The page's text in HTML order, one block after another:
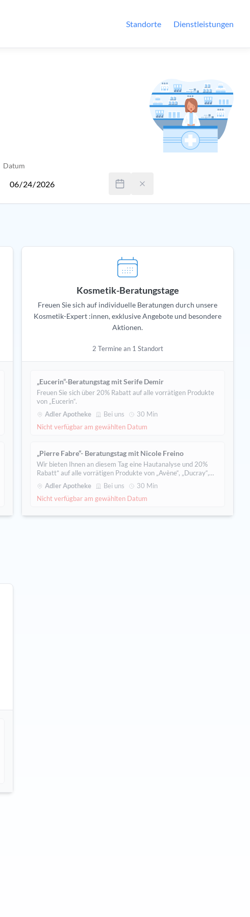
Standorte Dienstleistungen
Datum
Kosmetik-Beratungstage
Freuen Sie sich auf individuelle Beratungen durch unsere
Kosmetik-Expert :innen, exklusive Angebote und besondere
Aktionen.
2 Termine an 1 Standort
„Eucerin“-Beratungstag mit Serife Demir
Freuen Sie sich über 20% Rabatt auf alle vorrätigen Produkte
von „Eucerin“.
Adler Apotheke
Bei uns
30 Min
Nicht verfügbar am gewählten Datum
„Pierre Fabre“- Beratungstag mit Nicole Freino
Wir bieten Ihnen an diesem Tag eine Hautanalyse und 20%
Rabatt* auf alle vorrätigen Produkte von „Avène“, „Ducray“,
„Dexeryl“ und „Aderma“. Lernen Sie auch die neue
Produktserie „Hyaluron ACTIV Procedure“ kennen.
Adler Apotheke Bei uns
30 Min
Nicht verfügbar am gewählten Datum